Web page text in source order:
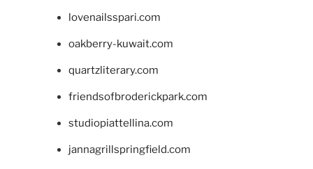
lovenailsspari.com
oakberry-kuwait.com
quartzliterary.com
friendsofbroderickpark.com
studiopiattellina.com
jannagrillspringfield.com